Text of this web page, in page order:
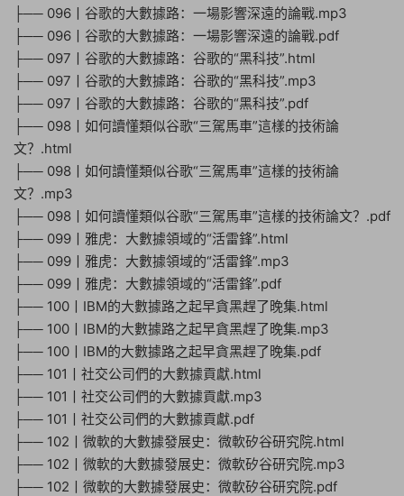
├── 096丨谷歌的大數據路：一場影響深遠的論戰.mp3
├── 096丨谷歌的大數據路：一場影響深遠的論戰.pdf
├── 097丨谷歌的大數據路：谷歌的“黑科技”.html
├── 097丨谷歌的大數據路：谷歌的“黑科技”.mp3
├── 097丨谷歌的大數據路：谷歌的“黑科技”.pdf
├── 098丨如何讀懂類似谷歌“三駕馬車”這樣的技術論
文？.html
├── 098丨如何讀懂類似谷歌“三駕馬車”這樣的技術論
文？.mp3
├── 098丨如何讀懂類似谷歌“三駕馬車”這樣的技術論文？.pdf
├── 099丨雅虎：大數據領域的“活雷鋒”.html
├── 099丨雅虎：大數據領域的“活雷鋒”.mp3
├── 099丨雅虎：大數據領域的“活雷鋒”.pdf
├── 100丨IBM的大數據路之起早貪黑趕了晚集.html
├── 100丨IBM的大數據路之起早貪黑趕了晚集.mp3
├── 100丨IBM的大數據路之起早貪黑趕了晚集.pdf
├── 101丨社交公司們的大數據貢獻.html
├── 101丨社交公司們的大數據貢獻.mp3
├── 101丨社交公司們的大數據貢獻.pdf
├── 102丨微軟的大數據發展史：微軟矽谷研究院.html
├── 102丨微軟的大數據發展史：微軟矽谷研究院.mp3
├── 102丨微軟的大數據發展史：微軟矽谷研究院.pdf